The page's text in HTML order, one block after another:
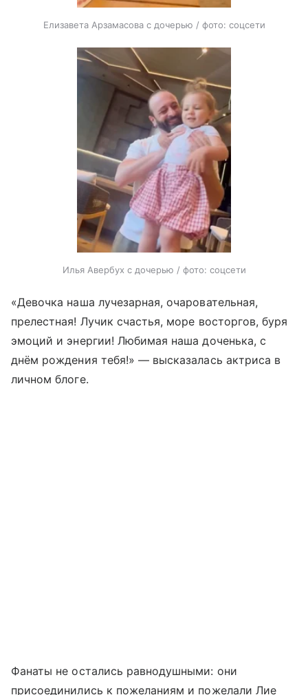
Елизавета Арзамасова с дочерью / фото: соцсети
Илья Авербух с дочерью / фото: соцсети
«Девочка наша лучезарная, очаровательная,
прелестная! Лучик счастья, море восторгов, буря
эмоций и энергии! Любимая наша доченька, с
днём рождения тебя!» — высказалась актриса в
личном блоге.
Фанаты не остались равнодушными: они
присоединились к пожеланиям и пожелали Лие